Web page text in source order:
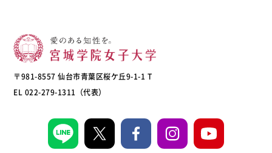
〒981-8557 仙台市青葉区桜ケ丘9-1-1 T
EL 022-279-1311（代表）